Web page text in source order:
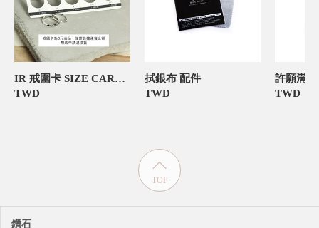
IR 戒圍卡 SIZE CARD 飾品禮物包裝
TWD
拭銀布 配件
TWD
TWD
TOP
鑽石